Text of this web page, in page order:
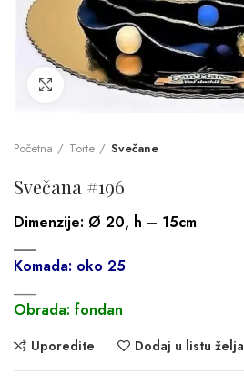
Click to enlarge
Početna Torte Svečane
Svečana #196
Dimenzije: Ø 20, h – 15cm
___
Komada: oko 25
Obrada: fondan
Uporedite Dodaj u listu želja